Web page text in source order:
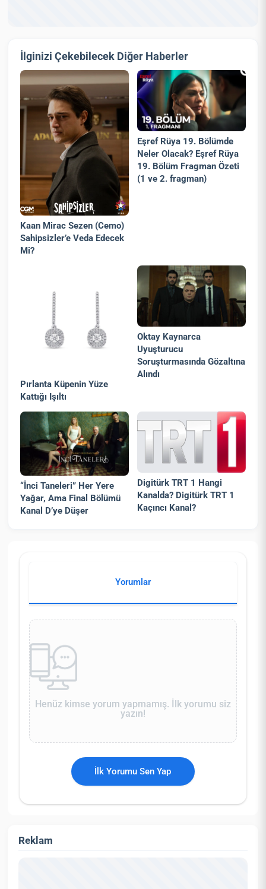
İlginizi Çekebilecek Diğer Haberler
Kaan Mirac Sezen (Cemo)
Sahipsizler’e Veda Edecek
Mi?
Eşref Rüya 19. Bölümde
Neler Olacak? Eşref Rüya
19. Bölüm Fragman Özeti
(1 ve 2. fragman)
Pırlanta Küpenin Yüze
Kattığı Işıltı
Oktay Kaynarca
Uyuşturucu
Soruşturmasında Gözaltına
Alındı
“İnci Taneleri” Her Yere
Yağar, Ama Final Bölümü
Kanal D’ye Düşer
Digitürk TRT 1 Hangi
Kanalda? Digitürk TRT 1
Kaçıncı Kanal?
Yorumlar
Henüz kimse yorum yapmamış. İlk yorumu siz
yazın!
İlk Yorumu Sen Yap
Reklam